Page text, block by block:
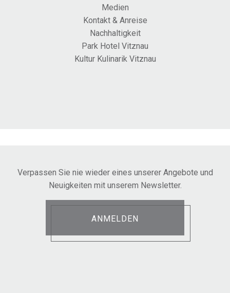
Medien
Kontakt & Anreise
Nachhaltigkeit
Park Hotel Vitznau
Kultur Kulinarik Vitznau
Verpassen Sie nie wieder eines unserer Angebote und
Neuigkeiten mit unserem Newsletter.
ANMELDEN